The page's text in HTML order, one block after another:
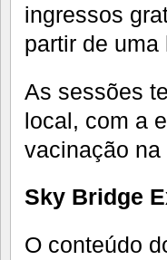
ingressos
partir de
As sessões
local, com a
vacinação na
Sky Bridge
O conteúdo